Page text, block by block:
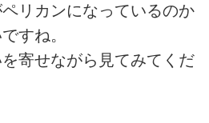
リカンになっているのか
すね。
寄せながら見てみてくだ